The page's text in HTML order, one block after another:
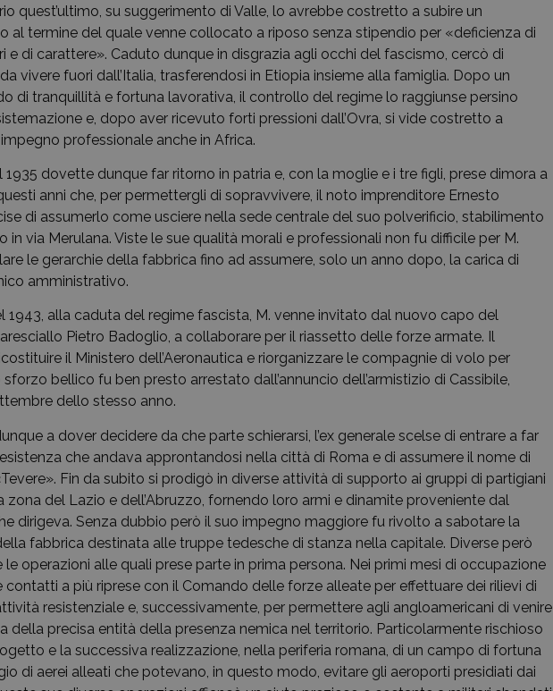
quest’ultimo, su suggerimento di Valle, lo avrebbe costretto a subire un
al termine del quale venne collocato a riposo senza stipendio per «deficienza di
e di carattere». Caduto dunque in disgrazia agli occhi del fascismo, cercò di
vivere fuori dall’Italia, trasferendosi in Etiopia insieme alla famiglia. Dopo un
di tranquillità e fortuna lavorativa, il controllo del regime lo raggiunse persino
e, dopo aver ricevuto forti pressioni dall’Ovra, si vide costretto a
professionale anche in Africa.
1935 dovette dunque far ritorno in patria e, con la moglie e i tre figli, prese dimora a
anni che, per permettergli di sopravvivere, il noto imprenditore Ernesto
di assumerlo come usciere nella sede centrale del suo polverificio, stabilimento
in via Merulana. Viste le sue qualità morali e professionali non fu difficile per M.
le gerarchie della fabbrica fino ad assumere, solo un anno dopo, la carica di
amministrativo.
1943, alla caduta del regime fascista, M. venne invitato dal nuovo capo del
Pietro Badoglio, a collaborare per il riassetto delle forze armate. Il
il Ministero dell’Aeronautica e riorganizzare le compagnie di volo per
bellico fu ben presto arrestato dall’annuncio dell’armistizio di Cassibile,
dello stesso anno.
a dover decidere da che parte schierarsi, l’ex generale scelse di entrare a far
che andava approntandosi nella città di Roma e di assumere il nome di
Fin da subito si prodigò in diverse attività di supporto ai gruppi di partigiani
zona del Lazio e dell’Abruzzo, fornendo loro armi e dinamite proveniente dal
dirigeva. Senza dubbio però il suo impegno maggiore fu rivolto a sabotare la
fabbrica destinata alle truppe tedesche di stanza nella capitale. Diverse però
le operazioni alle quali prese parte in prima persona. Nei primi mesi di occupazione
contatti a più riprese con il Comando delle forze alleate per effettuare dei rilievi di
resistenziale e, successivamente, per permettere agli angloamericani di venire
della precisa entità della presenza nemica nel territorio. Particolarmente rischioso
e la successiva realizzazione, nella periferia romana, di un campo di fortuna
di aerei alleati che potevano, in questo modo, evitare gli aeroporti presidiati dai